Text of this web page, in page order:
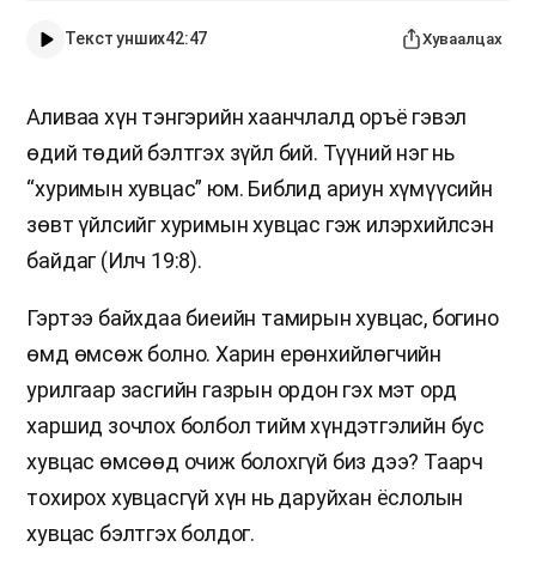
Текст унших42:47 Хуваалцах
Аливаа хүн тэнгэрийн хаанчлалд оръё гэвэл
өдий төдий бэлтгэх зүйл бий. Түүний нэг нь
“хуримын хувцас” юм. Библид ариун хүмүүсийн
зөвт үйлсийг хуримын хувцас гэж илэрхийлсэн
байдаг (Илч 19:8).
Гэртээ байхдаа биеийн тамирын хувцас, богино
өмд өмсөж болно. Харин ерөнхийлөгчийн
урилгаар засгийн газрын ордон гэх мэт орд
харшид зочлох болбол тийм хүндэтгэлийн бус
хувцас өмсөөд очиж болохгүй биз дээ? Таарч
тохирох хувцасгүй хүн нь даруйхан ёслолын
хувцас бэлтгэх болдог.